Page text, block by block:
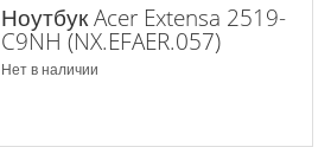
Ноутбук Acer Extensa 2519-
C9NH (NX.EFAER.057)
Нет в наличии